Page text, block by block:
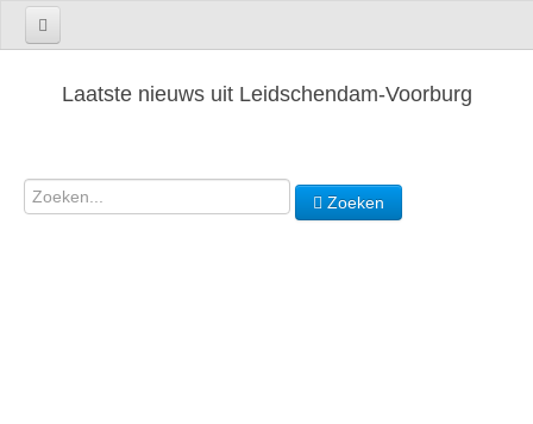
Laatste nieuws uit Leidschendam-Voorburg
Zoeken